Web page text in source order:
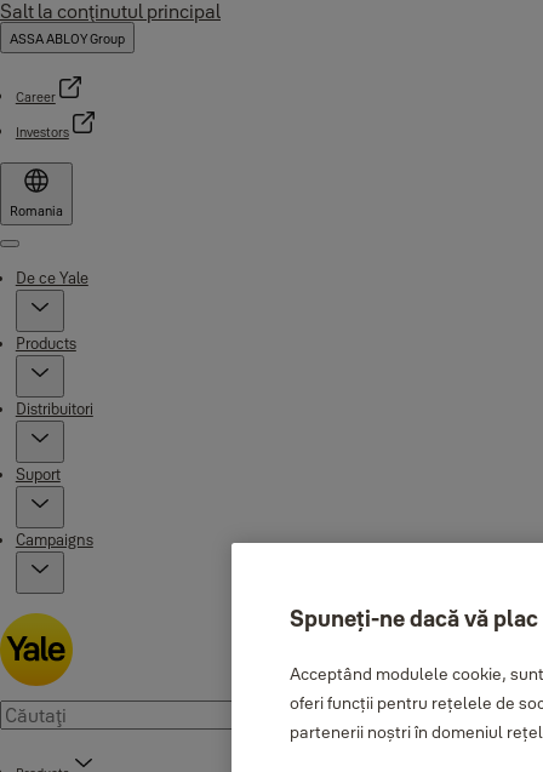
Salt la conţinutul principal
ASSA ABLOY Group
Career
Investors
Romania
Menu
De ce Yale
Products
Distribuitori
Suport
Campaigns
Spuneți-ne dacă vă
Acceptând modulele cookie,
oferi funcții pentru rețelele de
partenerii noștri în domeniul